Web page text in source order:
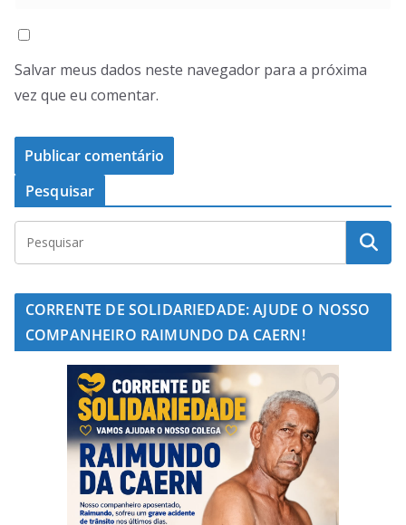
Salvar meus dados neste navegador para a próxima
vez que eu comentar.
Pesquisar
CORRENTE DE SOLIDARIEDADE: AJUDE O NOSSO
COMPANHEIRO RAIMUNDO DA CAERN!